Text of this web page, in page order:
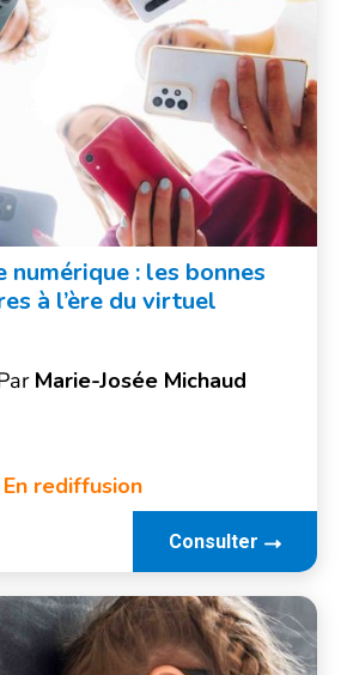
numérique : les bonnes
à l’ère du virtuel
Marie-Josée Michaud
En rediffusion
Consulter